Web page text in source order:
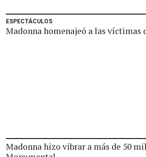
ESPECTÁCULOS
Madonna homenajeó a las víctimas
Madonna hizo vibrar a más de 50